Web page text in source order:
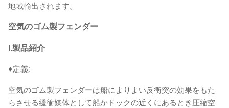
地域輸出されます。
空気のゴム製フェンダー
I.製品紹介
♦定義:
空気のゴム製フェンダーは船によりよい反衝突の効果をもた
らさせる緩衝媒体として船かドックの近くにあるとき圧縮空